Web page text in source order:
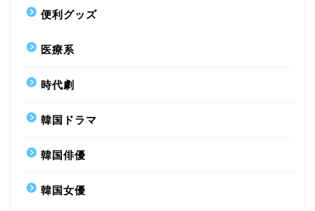
便利グッズ
医療系
時代劇
韓国ドラマ
韓国俳優
韓国女優